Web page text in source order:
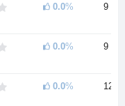
0.0% 9 лет
0.0% 9 лет
0.0% 12